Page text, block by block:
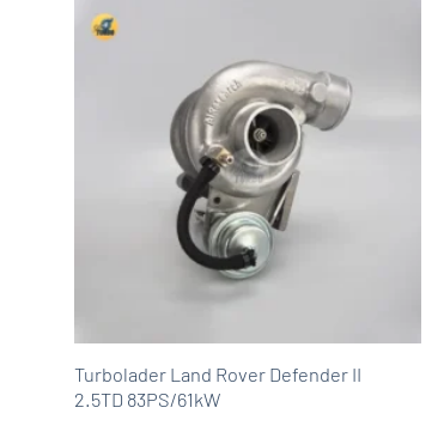
Turbolader Land Rover Defender II
2.5TD 83PS/61kW